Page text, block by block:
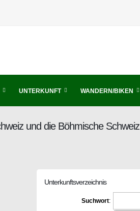
UNTERKUNFT WANDERN/BIKEN
und die Böhmische Schweiz
Unterkunftsverzeichnis
Suchwort: